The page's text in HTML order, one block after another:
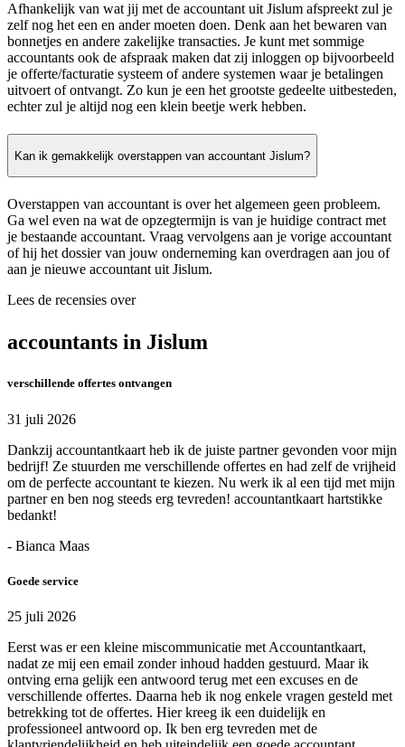
Afhankelijk van wat jij met de accountant uit Jislum afspreekt zul je
zelf nog het een en ander moeten doen. Denk aan het bewaren van
bonnetjes en andere zakelijke transacties. Je kunt met sommige
accountants ook de afspraak maken dat zij inloggen op bijvoorbeeld
je offerte/facturatie systeem of andere systemen waar je betalingen
uitvoert of ontvangt. Zo kun je een het grootste gedeelte uitbesteden,
echter zul je altijd nog een klein beetje werk hebben.
Kan ik gemakkelijk overstappen van accountant Jislum?
Overstappen van accountant is over het algemeen geen probleem.
Ga wel even na wat de opzegtermijn is van je huidige contract met
je bestaande accountant. Vraag vervolgens aan je vorige accountant
of hij het dossier van jouw onderneming kan overdragen aan jou of
aan je nieuwe accountant uit Jislum.
Lees de recensies over
accountants in Jislum
verschillende offertes ontvangen
31 juli 2026
Dankzij accountantkaart heb ik de juiste partner gevonden voor mijn
bedrijf! Ze stuurden me verschillende offertes en had zelf de vrijheid
om de perfecte accountant te kiezen. Nu werk ik al een tijd met mijn
partner en ben nog steeds erg tevreden! accountantkaart hartstikke
bedankt!
- Bianca Maas
Goede service
25 juli 2026
Eerst was er een kleine miscommunicatie met Accountantkaart,
nadat ze mij een email zonder inhoud hadden gestuurd. Maar ik
ontving erna gelijk een antwoord terug met een excuses en de
verschillende offertes. Daarna heb ik nog enkele vragen gesteld met
betrekking tot de offertes. Hier kreeg ik een duidelijk en
professioneel antwoord op. Ik ben erg tevreden met de